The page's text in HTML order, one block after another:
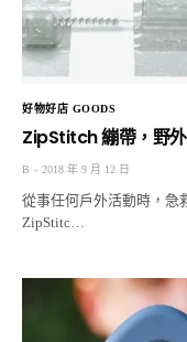
好物好店 GOODS
ZipStitch 繃帶，野
B 2018 年 9 月 12 日
從事任何戶外活動時，急
ZipStitc…